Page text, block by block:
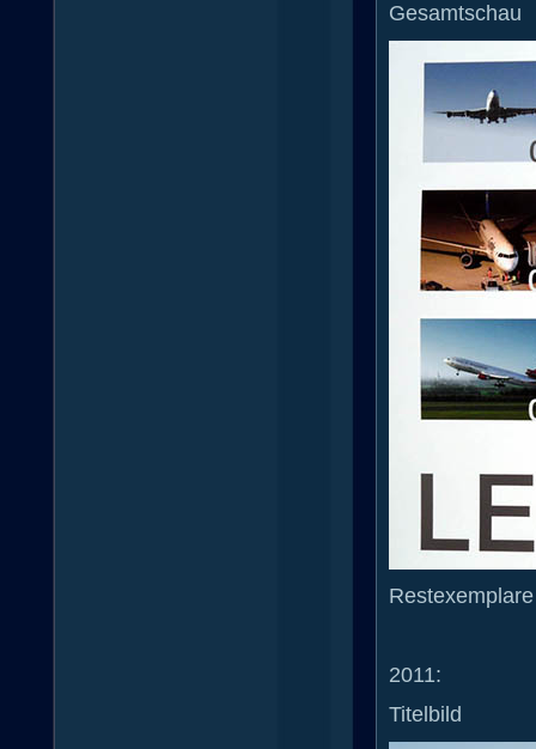
Gesamtschau
2011:
Titelbild